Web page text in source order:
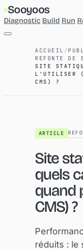
Sooyoos
Diagnostic Build Run
Réalisations
Publications
ACCUEIL /
REFONTE DE
SITE
L'UTILISER
CMS) ?
ARTICLE
Site
quels
quand
CMS) ?
réduits : le